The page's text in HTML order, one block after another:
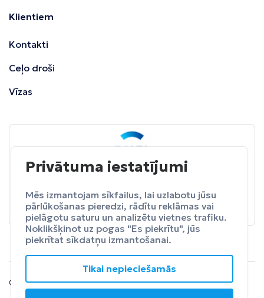
Klientiem
Kontakti
Ceļo droši
Vīzas
BALTA ceļojumu apdrošināšana
Apdrošināt
© 2024 SIA Fly Travel.
Privātuma iestatījumi
Mēs izmantojam sīkfailus, lai uzlabotu jūsu
pārlūkošanas pieredzi, rādītu reklāmas vai
pielāgotu saturu un analizētu vietnes trafiku.
Noklikšķinot uz pogas "Es piekrītu", jūs
piekrītat sīkdatņu izmantošanai.
Tikai nepieciešamās